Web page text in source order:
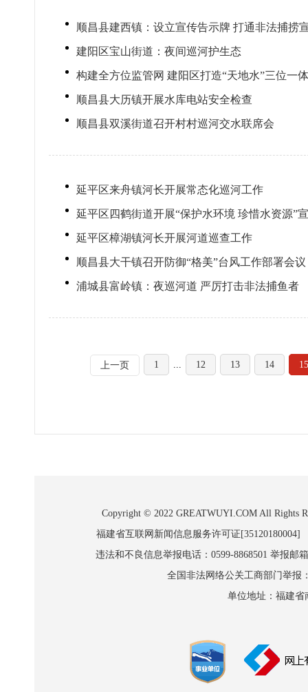
顺昌县建西镇：设立宣传告示牌 打通非法捕捞
建阳区宝山街道：夜间巡河护生态
构建全方位监管网 建阳区打造“天地水”三位一
顺昌县大历镇开展水库电站安全检查
顺昌县双溪街道召开村村巡河交水联席会
延平区来舟镇河长开展常态化巡河工作
延平区四鹤街道开展“保护水环境 珍惜水资源”
延平区樟湖镇河长开展河道巡查工作
顺昌县大干镇召开防御“格美”台风工作部署会议
浦城县富岭镇：夜巡河道 严厉打击非法捕鱼者
上一页 1 ... 12 13 14 15
Copyright © 2022 GREATWUYI.COM All Rights
福建省互联网新闻信息服务许可证
违法和不良信息举报电话：0599-8868501 举报邮
全国非法网络公关工商部门举报
单位地址：福建省